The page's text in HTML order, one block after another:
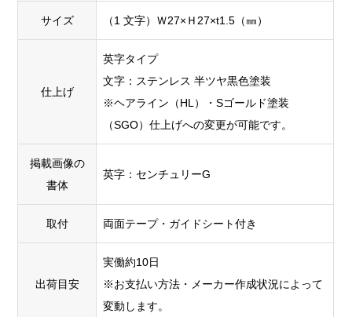
サイズ （1 文字）Ｗ27×Ｈ27×t1.5（㎜）
仕上げ
英字タイプ
文字：ステンレス 半ツヤ黒色塗装
※ヘアライン（HL）・Sゴールド塗装
（SGO）仕上げへの変更が可能です。
掲載画像の
書体
英字：センチュリーG
取付 両面テープ・ガイドシート付き
出荷目安
実働約10日
※お支払い方法・メーカー作成状況によって
変動します。